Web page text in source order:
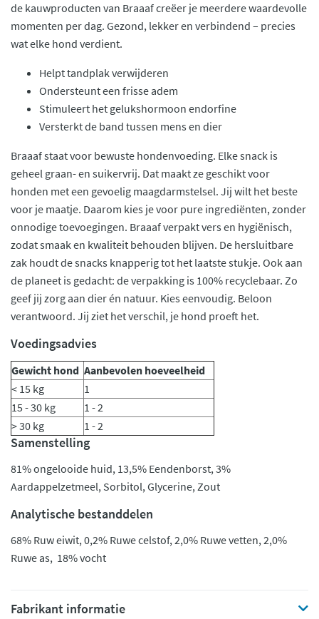
de kauwproducten van Braaaf creëer je meerdere waardevolle
momenten per dag. Gezond, lekker en verbindend – precies
wat elke hond verdient.
Helpt tandplak verwijderen
Ondersteunt een frisse adem
Stimuleert het gelukshormoon endorfine
Versterkt de band tussen mens en dier
Braaaf staat voor bewuste hondenvoeding. Elke snack is
geheel graan- en suikervrij. Dat maakt ze geschikt voor
honden met een gevoelig maagdarmstelsel. Jij wilt het beste
voor je maatje. Daarom kies je voor pure ingrediënten, zonder
onnodige toevoegingen. Braaaf verpakt vers en hygiënisch,
zodat smaak en kwaliteit behouden blijven. De hersluitbare
zak houdt de snacks knapperig tot het laatste stukje. Ook aan
de planeet is gedacht: de verpakking is 100% recyclebaar. Zo
geef jij zorg aan dier én natuur. Kies eenvoudig. Beloon
verantwoord. Jij ziet het verschil, je hond proeft het.
Voedingsadvies
Gewicht hond Aanbevolen hoeveelheid
< 15 kg
1
15 - 30 kg
1 - 2
> 30 kg
1 - 2
Samenstelling
81% ongelooide huid, 13,5% Eendenborst, 3%
Aardappelzetmeel, Sorbitol, Glycerine, Zout
Analytische bestanddelen
68% Ruw eiwit, 0,2% Ruwe celstof, 2,0% Ruwe vetten, 2,0%
Ruwe as, 18% vocht
Fabrikant informatie